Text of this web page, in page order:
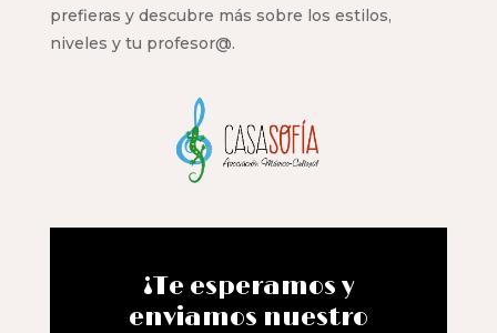
prefieras y descubre más sobre los estilos,
niveles y tu profesor@.
¡Te esperamos y
enviamos nuestro